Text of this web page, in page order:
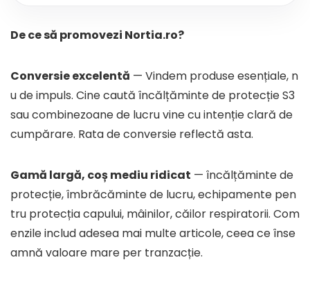
De ce să promovezi Nortia.ro?
Conversie excelentă — Vindem produse esențiale, n
u de impuls. Cine caută încălțăminte de protecție S3
sau combinezoane de lucru vine cu intenție clară de
cumpărare. Rata de conversie reflectă asta.
Gamă largă, coș mediu ridicat — încălțăminte de
protecție, îmbrăcăminte de lucru, echipamente pen
tru protecția capului, mâinilor, căilor respiratorii. Com
enzile includ adesea mai multe articole, ceea ce înse
amnă valoare mare per tranzacție.